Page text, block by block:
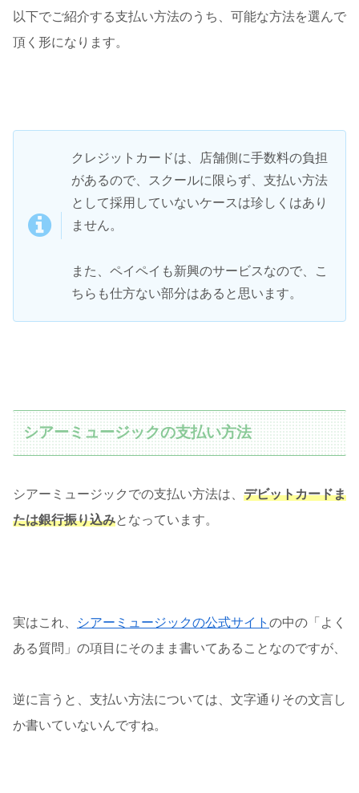
以下でご紹介する支払い方法のうち、可能な方法を選んで
頂く形になります。
クレジットカードは、店舗側に手数料の負担
があるので、スクールに限らず、支払い方法
として採用していないケースは珍しくはあり
ません。
また、ペイペイも新興のサービスなので、こ
ちらも仕方ない部分はあると思います。
シアーミュージックの支払い方法
シアーミュージックでの支払い方法は、 デビットカードま
たは銀行振り込みとなっています。
実はこれ、 シアーミュージックの公式サイト の中の「よく
ある質問」の項目にそのまま書いてあることなのですが、
逆に言うと、支払い方法については、文字通りその文言し
か書いていないんですね。